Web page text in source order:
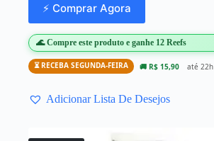
⚡ Comprar Agora
🌊 Compre este produto e ganhe 12 Reefs
⏳ RECEBA SEGUNDA-FEIRA 🚚 R$ 15,90 até 22h
Adicionar Lista De Desejos